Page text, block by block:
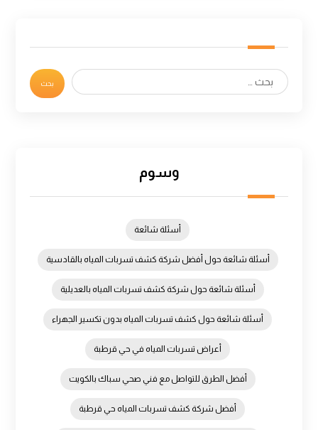
وسوم
أسئلة شائعة
أسئلة شائعة حول أفضل شركة كشف تسربات المياه بالقادسية
أسئلة شائعة حول شركة كشف تسربات المياه بالعديلية
أسئلة شائعة حول كشف تسربات المياه بدون تكسير الجهراء
أعراض تسربات المياه في حي قرطبة
أفضل الطرق للتواصل مع فني صحي سباك بالكويت
أفضل شركة كشف تسربات المياه حي قرطبة